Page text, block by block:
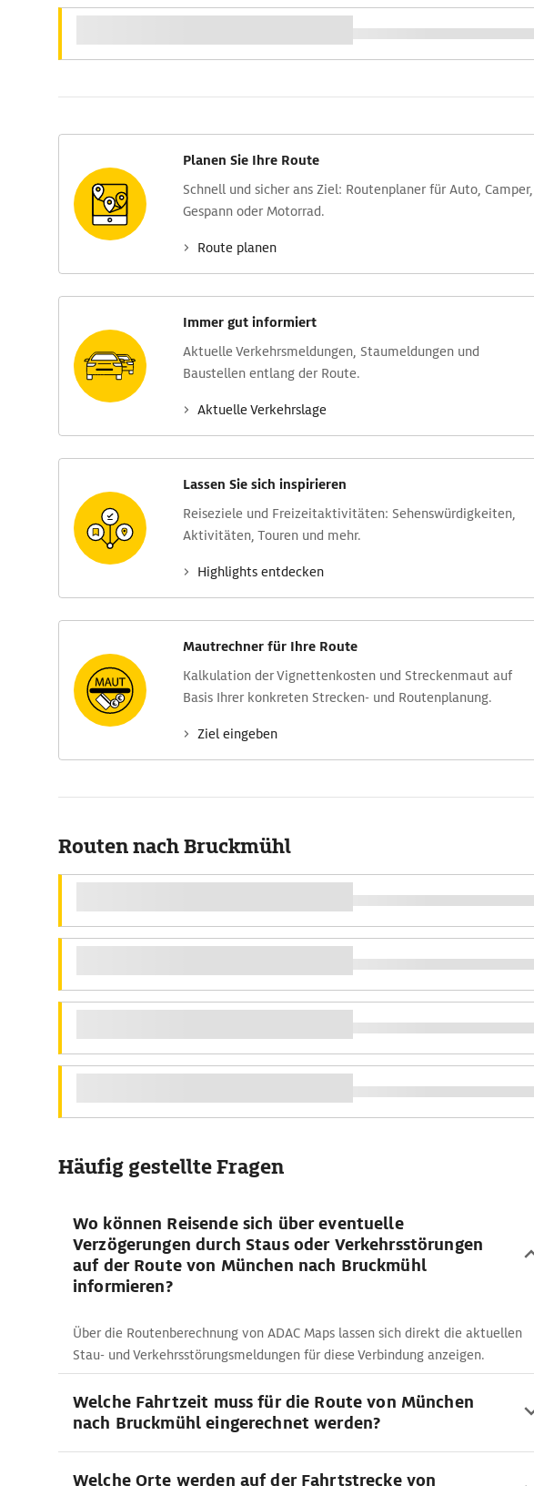
Planen Sie Ihre Route
Schnell und sicher ans Ziel: Routen­planer für Auto, Camper,
Gespann oder Motorrad.
Route planen
Immer gut informiert
Aktuelle Verkehrs­meldungen, Stau­meldungen und
Baustellen entlang der Route.
Aktuelle Verkehrs­lage
Lassen Sie sich inspirieren
Reise­ziele und Freizeit­aktivitäten: Sehens­würdig­keiten,
Aktivitäten, Touren und mehr.
Highlights entdecken
Mautrechner für Ihre Route
Kalkulation der Vignettenkosten und Streckenmaut auf
Basis Ihrer konkreten Strecken- und Routenplanung.
Ziel eingeben
Routen nach Bruckmühl
Häufig gestellte Fragen
Wo können Reisende sich über eventuelle
Verzögerungen durch Staus oder Verkehrsstörungen
auf der Route von München nach Bruckmühl
informieren?
Über die Routenberechnung von ADAC Maps lassen sich direkt die aktuellen
Stau- und Verkehrsstörungsmeldungen für diese Verbindung anzeigen.
Welche Fahrtzeit muss für die Route von München
nach Bruckmühl eingerechnet werden?
Welche Orte werden auf der Fahrtstrecke von